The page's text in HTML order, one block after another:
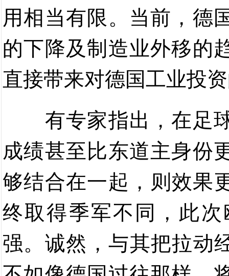
用相当有限。当前，德
的下降及制造业外移的
直接带来对德国工业投
有专家指出，在足
成绩甚至比东道主身份
够结合在一起，则效果
终取得季军不同，此
强。诚然，与其把拉动